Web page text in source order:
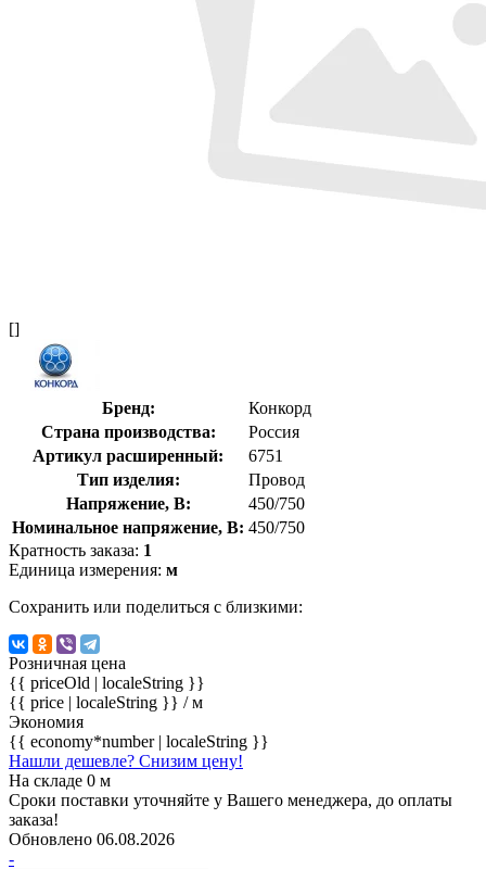
[]
Бренд:
Конкорд
Страна производства:
Россия
Артикул расширенный:
6751
Тип изделия:
Провод
Напряжение, В:
450/750
Номинальное напряжение, В: 450/750
Кратность заказа: 1
Единица измерения: м
Сохранить или поделиться с близкими:
Розничная цена
{{ priceOld | localeString }}
{{ price | localeString }} / м
Экономия
{{ economy*number | localeString }}
Нашли дешевле? Снизим цену!
На складе 0 м
Сроки поставки уточняйте у Вашего менеджера, до оплаты
заказа!
Обновлено 06.08.2026
-